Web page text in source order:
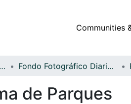
Communities
y Fílmico del Valle del Cauca Fondo Fotográfico Diario Occidente
de Parques